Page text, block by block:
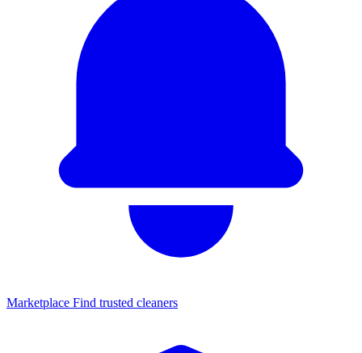
Marketplace Find trusted cleaners